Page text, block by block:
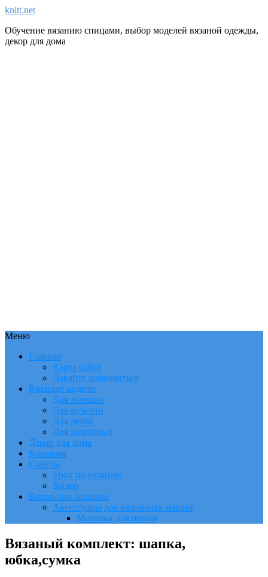
knitt.net
Обучение вязанию спицами, выбор моделей вязаной одежды,
декор для дома
Меню
Главная
Карта сайта
Давайте знакомиться
Вязаные модели
Для женщин
Для мужчин
Для детей
Для животных
Декор для дома
Крючком
Советы
Урок по вязанию
Видео
Вязальные машины
Аксессуары для вязальных машин
Моталки для пряжи
Вязаный комплект: шапка,
юбка,сумка